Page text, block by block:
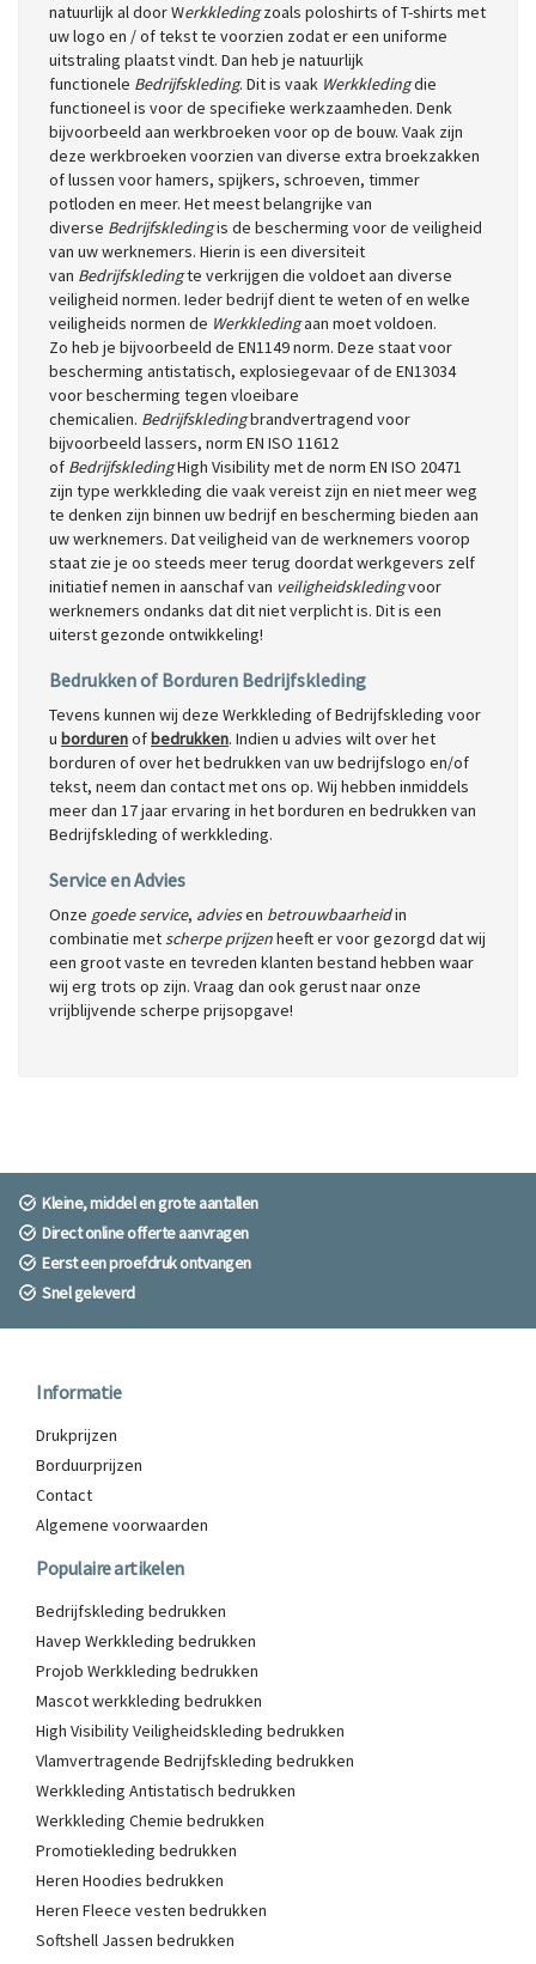
natuurlijk al door Werkkledingzoals poloshirts of T-shirts met
uw logo en / of tekst te voorzien zodat er een uniforme
uitstraling plaatst vindt. Dan heb je natuurlijk
functionele Bedrijfskleding. Dit is vaak Werkkledingdie
functioneel is voor de specifieke werkzaamheden. Denk
bijvoorbeeld aan werkbroeken voor op de bouw. Vaak zijn
deze werkbroeken voorzien van diverse extra broekzakken
of lussen voor hamers, spijkers, schroeven, timmer
potloden en meer. Het meest belangrijke van
diverse Bedrijfskledingis de bescherming voor de veiligheid
van uw werknemers. Hierin is een diversiteit
van Bedrijfskledingte verkrijgen die voldoet aan diverse
veiligheid normen. Ieder bedrijf dient te weten of en welke
veiligheids normen de Werkkledingaan moet voldoen.
Zo heb je bijvoorbeeld de EN1149 norm. Deze staat voor
bescherming antistatisch, explosiegevaar of de EN13034
voor bescherming tegen vloeibare
chemicalien. Bedrijfskledingbrandvertragend voor
bijvoorbeeld lassers, norm EN ISO 11612
of BedrijfskledingHigh Visibility met de norm EN ISO 20471
zijn type werkkleding die vaak vereist zijn en niet meer weg
te denken zijn binnen uw bedrijf en bescherming bieden aan
uw werknemers. Dat veiligheid van de werknemers voorop
staat zie je oo steeds meer terug doordat werkgevers zelf
initiatief nemen in aanschaf van veiligheidskledingvoor
werknemers ondanks dat dit niet verplicht is. Dit is een
uiterst gezonde ontwikkeling!
Bedrukken of Borduren Bedrijfskleding
Tevens kunnen wij deze Werkkleding of Bedrijfskleding voor
u bordurenofbedrukken. Indien u advies wilt over het
borduren of over het bedrukken van uw bedrijfslogo en/of
tekst, neem dan contact met ons op. Wij hebben inmiddels
meer dan 17 jaar ervaring in het borduren en bedrukken van
Bedrijfskleding of werkkleding.
Service en Advies
Onze goede service, adviesen betrouwbaarheidin
combinatie metscherpe prijzenheeft er voor gezorgd dat wij
een groot vaste en tevreden klanten bestand hebben waar
wij erg trots op zijn. Vraag dan ook gerust naar onze
vrijblijvende scherpe prijsopgave!
Kleine, middel en grote aantallen
Direct online offerte aanvragen
Eerst een proefdruk ontvangen
Snel geleverd
Informatie
Drukprijzen
Borduurprijzen
Contact
Algemene voorwaarden
Populaire artikelen
Bedrijfskleding bedrukken
Havep Werkkleding bedrukken
Projob Werkkleding bedrukken
Mascot werkkleding bedrukken
High Visibility Veiligheidskleding bedrukken
Vlamvertragende Bedrijfskleding bedrukken
Werkkleding Antistatisch bedrukken
Werkkleding Chemie bedrukken
Promotiekleding bedrukken
Heren Hoodies bedrukken
Heren Fleece vesten bedrukken
Softshell Jassen bedrukken